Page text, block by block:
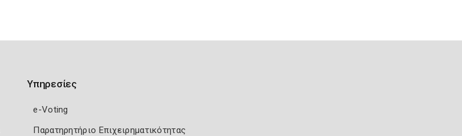
Υπηρεσίες
e-Voting
Παρατηρητήριο Επιχειρηματικότητας